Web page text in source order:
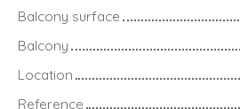
Balcony surface
Balcony
Location
Reference